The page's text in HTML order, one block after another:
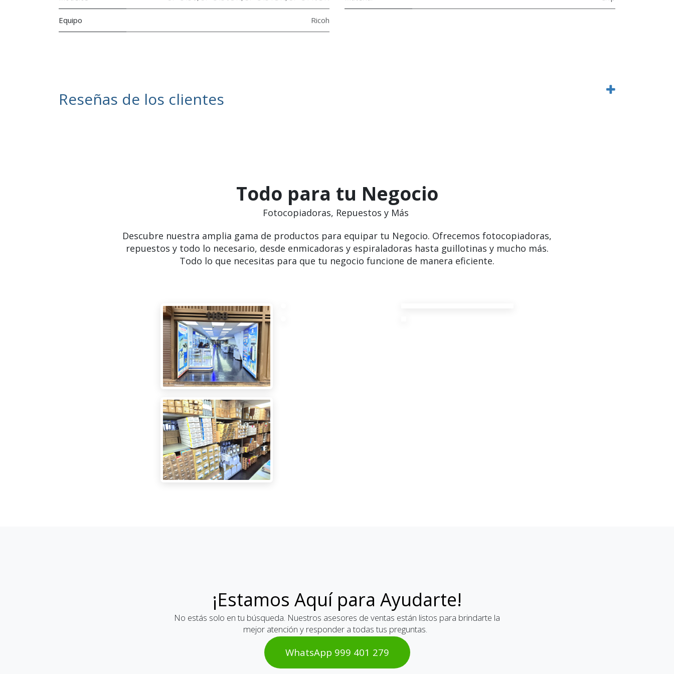
Equipo Ricoh
Reseñas de los clientes
Todo para tu Negocio
Fotocopiadoras, Repuestos y Más
Descubre nuestra amplia gama de productos para equipar tu Negocio. Ofrecemos fotocopiadoras,
repuestos y todo lo necesario, desde enmicadoras y espiraladoras hasta guillotinas y mucho más.
Todo lo que necesitas para que tu negocio funcione de manera eficiente.
¡Estamos Aquí para Ayudarte!
No estás solo en tu búsqueda. Nuestros asesores de ventas están listos para brindarte la
mejor atención y responder a todas tus preguntas.
WhatsAp​​​​p 999 401 2​​79